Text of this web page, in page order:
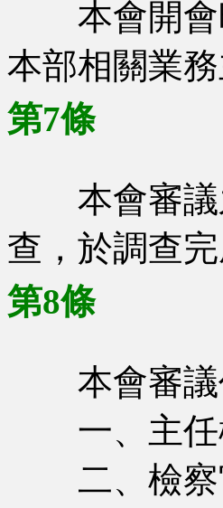
本會開會
本部相關業
第7條
本會審議
查，於調查
第8條
本會審議
一、主任
二、檢察